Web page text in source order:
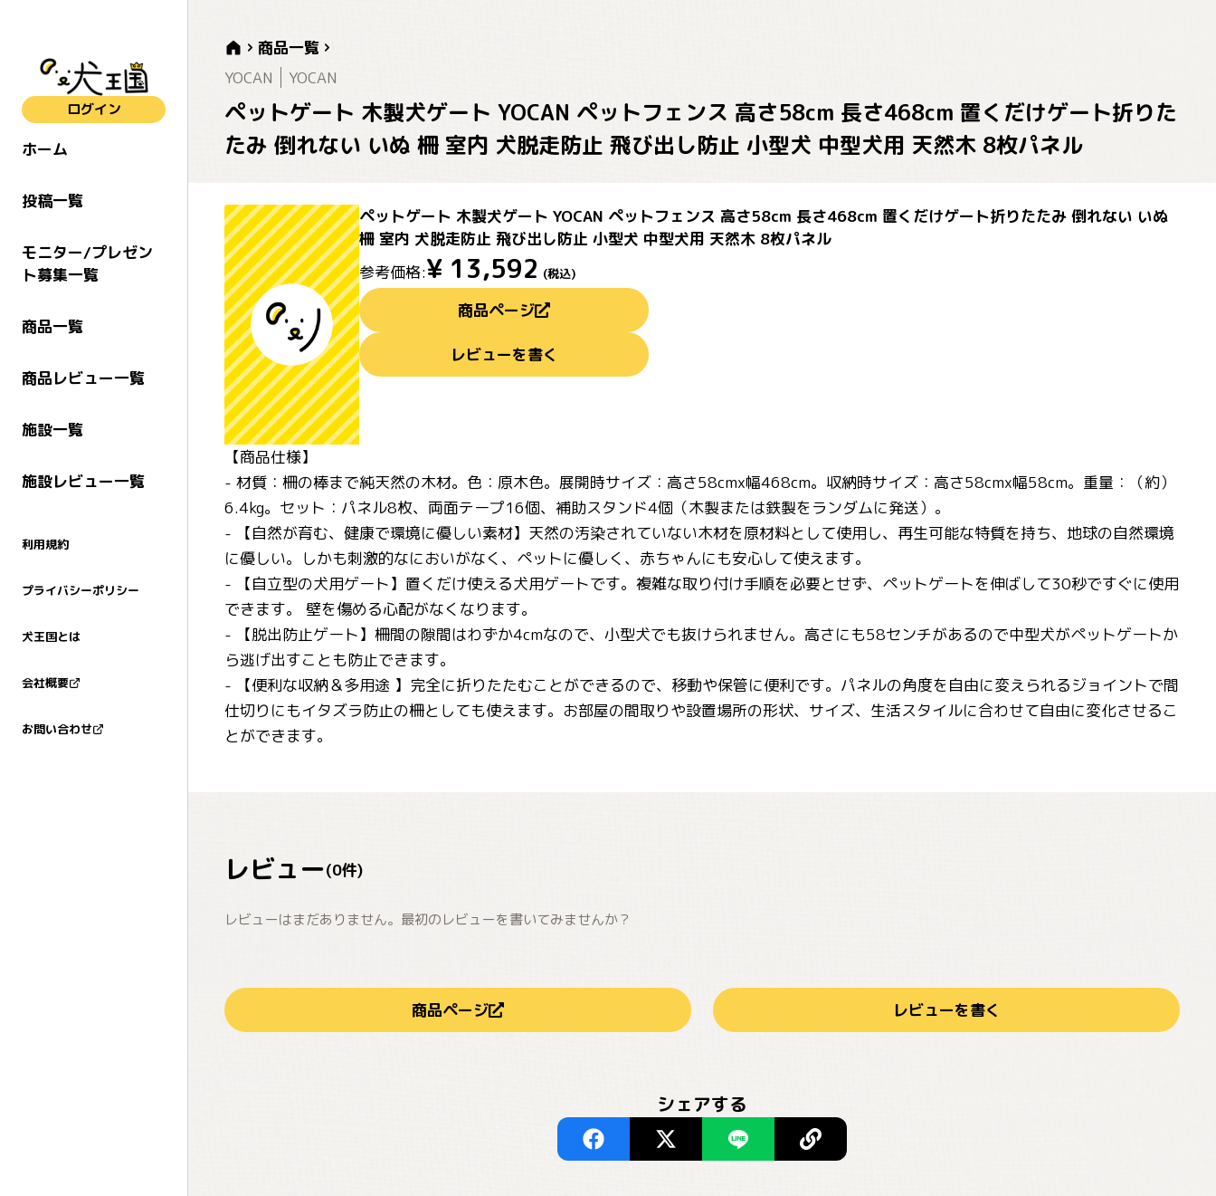
ログイン
ホーム
投稿一覧
モニター/プレゼン
ト募集一覧
商品一覧
商品レビュー一覧
施設一覧
施設レビュー一覧
利用規約
プライバシーポリシー
犬王国とは
会社概要
お問い合わせ
商品一覧
YOCAN
YOCAN
ペットゲート 木製犬ゲート YOCAN ペットフェンス 高さ58cm 長さ468cm 置くだけゲート折りた
たみ 倒れない いぬ 柵 室内 犬脱走防止 飛び出し防止 小型犬 中型犬用 天然木 8枚パネル
ペットゲート 木製犬ゲート YOCAN ペットフェンス 高さ58cm 長さ468cm 置くだけゲート折りたたみ 倒れない いぬ
柵 室内 犬脱走防止 飛び出し防止 小型犬 中型犬用 天然木 8枚パネル
参考価格:¥ 13,592 (税込)
商品ページ
レビューを書く
【商品仕様】
- 材質：柵の棒まで純天然の木材。色：原木色。展開時サイズ：高さ58cmx幅468cm。収納時サイズ：高さ58cmx幅58cm。重量：（約）
6.4kg。セット：パネル8枚、両面テープ16個、補助スタンド4個（木製または鉄製をランダムに発送）。
- 【自然が育む、健康で環境に優しい素材】天然の汚染されていない木材を原材料として使用し、再生可能な特質を持ち、地球の自然環境
に優しい。しかも刺激的なにおいがなく、ペットに優しく、赤ちゃんにも安心して使えます。
- 【自立型の犬用ゲート】置くだけ使える犬用ゲートです。複雑な取り付け手順を必要とせず、ペットゲートを伸ばして30秒ですぐに使用
できます。 壁を傷める心配がなくなります。
- 【脱出防止ゲート】柵間の隙間はわずか4cmなので、小型犬でも抜けられません。高さにも58センチがあるので中型犬がペットゲートか
ら逃げ出すことも防止できます。
- 【便利な収納＆多用途 】完全に折りたたむことができるので、移動や保管に便利です。パネルの角度を自由に変えられるジョイントで間
仕切りにもイタズラ防止の柵としても使えます。お部屋の間取りや設置場所の形状、サイズ、生活スタイルに合わせて自由に変化させるこ
とができます。
レビュー(0件)
レビューはまだありません。最初のレビューを書いてみませんか？
商品ページ レビューを書く
シェアする